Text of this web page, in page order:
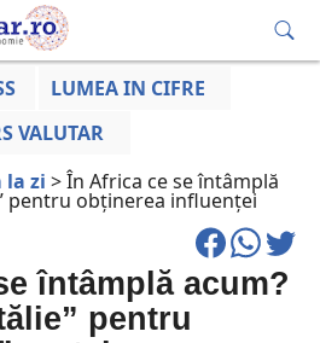
LUMEA IN CIFRE
VALUTAR
la zi >În Africa ce se întâmplă
pentru obținerea influenței
întâmplă acum?
pentru